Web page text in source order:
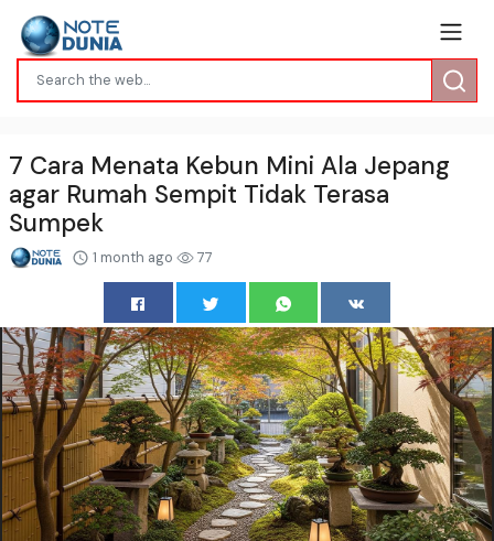
7 Cara Menata Kebun Mini Ala Jepang
agar Rumah Sempit Tidak Terasa
Sumpek
1 month ago 77